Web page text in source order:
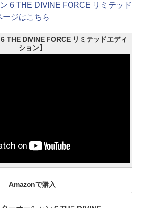
6 THE DIVINE FORCE リミテッド
ージはこちら
6 THE DIVINE FORCE リミテッドエディ
ション】
Amazonで購入